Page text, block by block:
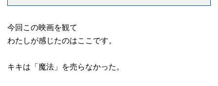
今回この映画を観て
わたしが感じたのはここです。
キキは「魔法」を売らなかった。